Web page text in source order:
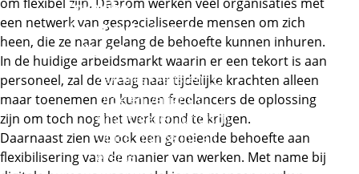
Zakelijke
dienstverlening en
veiligheid
Externe link
Zakelijke diensten
Externe link
Orde en veiligheid
Externe link
Financieel en juridisch
Office, marketing en
events
een netwerk van gespecialiseerde mensen om zich
heen, die ze naar gelang de behoefte kunnen inhuren.
In de huidige arbeidsmarkt waarin er een tekort is aan
personeel, zal de vraag naar tijdelijke krachten alleen
maar toenemen en kunnen freelancers de oplossing
zijn om toch nog het werk rond te krijgen.
Daarnaast zien we ook een groeiende behoefte aan
flexibilisering van de manier van werken. Met name bij